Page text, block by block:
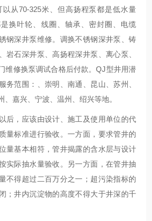
以从70-325米、但高扬程泵都是低水量
换叶轮、线圈、轴承、密封圈、电缆
钢深井泵维修。调换不锈钢深井泵、铸
岩石深井泵、高扬程深井泵、离心泵、
维修换泵调试合格后付款。QJ型井用潜
务范围：、崇明、南通、昆山、苏州、
、嘉兴、宁波、温州、绍兴等地。
后，应该由设计、施工及使用单位的代
量标准进行验收。一方面，要求管井的
量基本相符，管井揭露的含水层与设计
实际抽水量验收。另一方面，在管井抽
不得超过二百万分之一；超污染指标的
；井内沉淀物的高度不得大于井深的千